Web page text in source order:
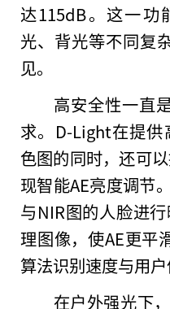
达115dB。这一功
光、背光等不同复
见。
高安全性一直
求。D-Light在提
色图的同时，还可
现智能AE亮度调节
与NIR图的人脸进
理图像，使AE更平
算法识别速度与用户
在户外强光下